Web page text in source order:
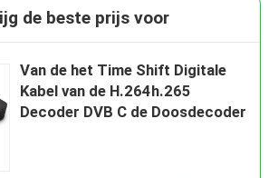
de beste prijs voor
Van de het Time Shift Digitale
Kabel van de H.264h.265
Decoder DVB C de Doosdecoder